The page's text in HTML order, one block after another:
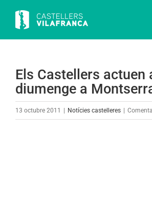
content
Els Castellers actuen
diumenge a
13 octubre 2011 Notícies castelleres